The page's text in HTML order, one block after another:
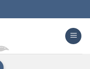
به
محتوا